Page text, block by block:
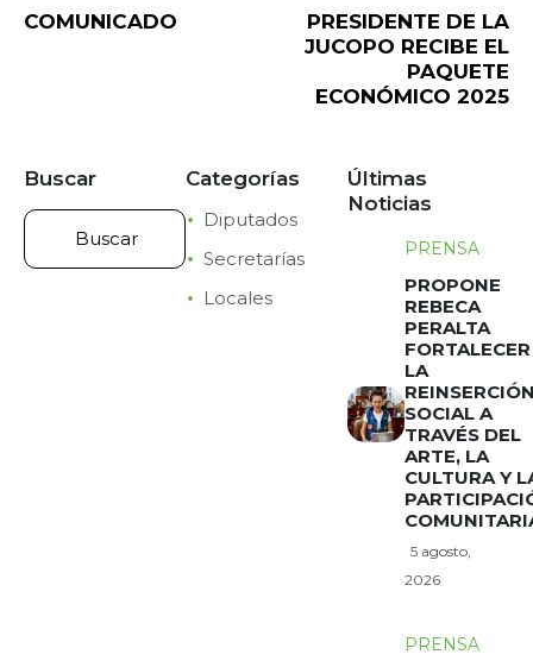
COMUNICADO
PRESIDENTE DE LA
JUCOPO RECIBE EL
PAQUETE
ECONÓMICO 2025
Buscar Categorías
Diputados
Secretarías
Locales
Últimas
Noticias
PRENSA
PROPONE
REBECA
PERALTA
FORTALECER
LA
SOCIAL A
TRAVÉS DEL
ARTE, LA
CULTURA Y
5 agosto,
2026
PRENSA